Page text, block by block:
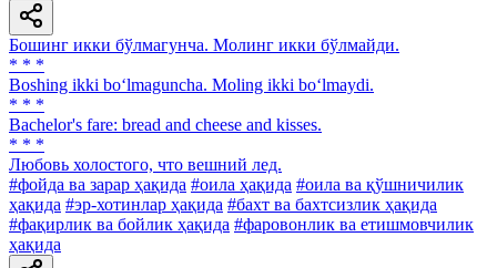
Бошинг икки бўлмагунча. Молинг икки бўлмайди.
* * *
Boshing ikki bo‘lmaguncha. Moling ikki bo‘lmaydi.
* * *
Bachelor's fare: bread and cheese and kisses.
* * *
Любовь холостого, что вешний лед.
#фойда ва зарар ҳақида #оила ҳақида #оила ва қўшничилик
ҳақида #эр-хотинлар ҳақида #бахт ва бахтсизлик ҳақида
#фақирлик ва бойлик ҳақида #фаровонлик ва етишмовчилик
ҳақида